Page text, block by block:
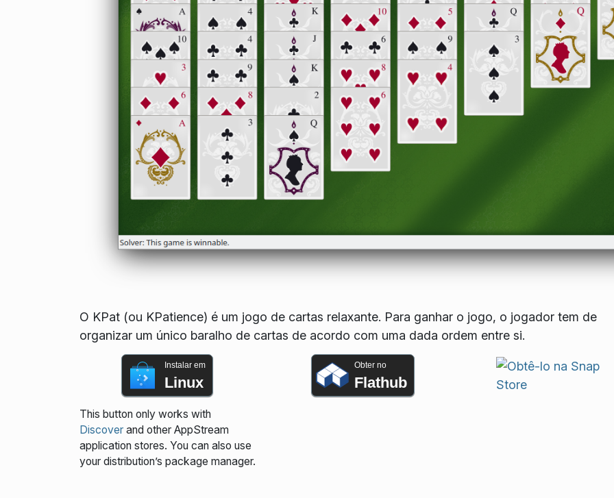
O KPat (ou KPatience) é um jogo de cartas relaxante. Para ganhar o jogo, o jogador tem de
organizar um único baralho de cartas de acordo com uma dada ordem entre si.
Instalar em
Linux
This button only works with
Discoverand other AppStream
application stores. You can also use
your distribution’s package manager.
Obter no
Flathub